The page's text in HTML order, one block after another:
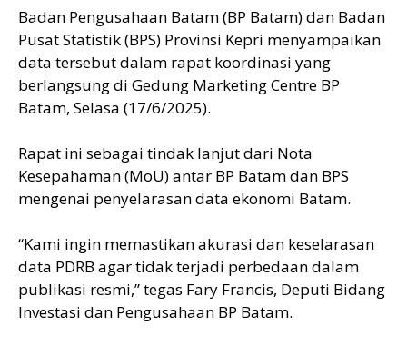
Badan Pengusahaan Batam (BP Batam) dan Badan
Pusat Statistik (BPS) Provinsi Kepri menyampaikan
data tersebut dalam rapat koordinasi yang
berlangsung di Gedung Marketing Centre BP
Batam, Selasa (17/6/2025).
Rapat ini sebagai tindak lanjut dari Nota
Kesepahaman (MoU) antar BP Batam dan BPS
mengenai penyelarasan data ekonomi Batam.
“Kami ingin memastikan akurasi dan keselarasan
data PDRB agar tidak terjadi perbedaan dalam
publikasi resmi,” tegas Fary Francis, Deputi Bidang
Investasi dan Pengusahaan BP Batam.